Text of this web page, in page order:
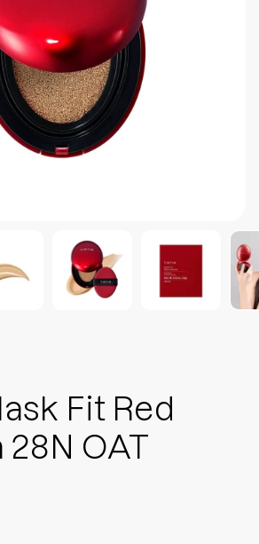
en Barra No.1
granitos internos
manchitas pos acné
Fit Red
OAT